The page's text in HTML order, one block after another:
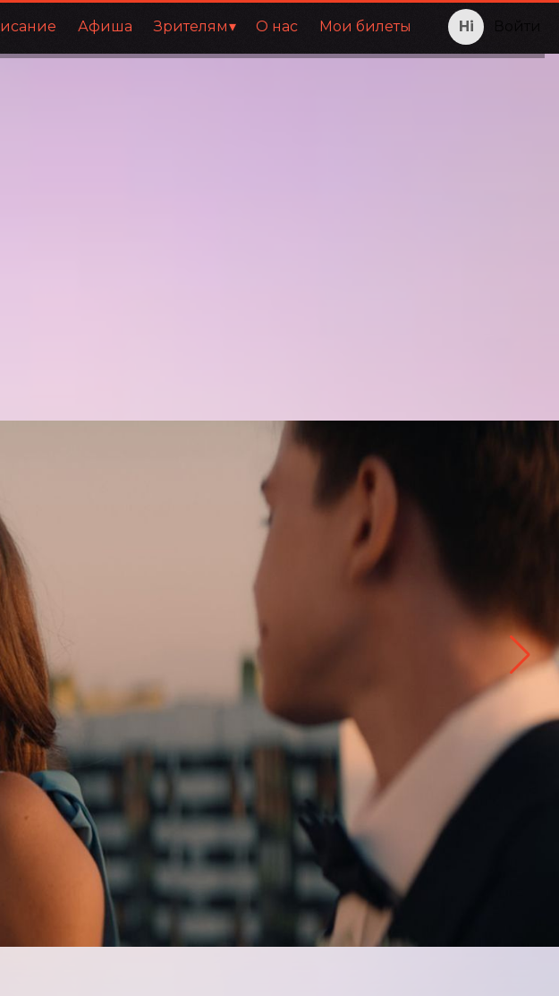
Афиша Зрителям О нас Мои билеты